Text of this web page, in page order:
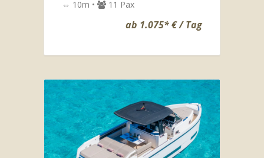
⇔ 10m •
11 Pax
ab 1.075* € / Tag